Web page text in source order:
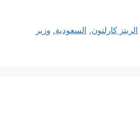
الريتز كارلتون, السعودية, وزير